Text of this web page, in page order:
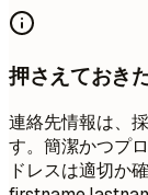
押さえておき
連絡先情報は、
す。簡潔かつプ
ドレスは適切か